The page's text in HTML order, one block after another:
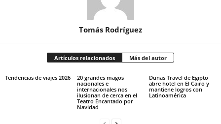
Tomás Rodríguez
Artículos relacionados Más del autor
Tendencias de viajes 2026
20 grandes magos
nacionales e
internacionales nos
ilusionan de cerca en el
Teatro Encantado por
Navidad
Dunas Travel de Egipto
abre hotel en El Cairo y
mantiene logros con
Latinoamérica